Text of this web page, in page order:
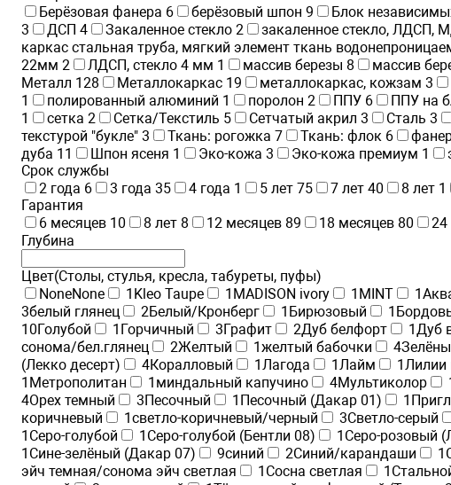
Берёзовая фанера 6 берёзовый шпон 9 Блок
3
ДСП 4 Закаленное стекло 2 закаленное стекло, ЛДСП,
каркас стальная труба, мягкий элемент ткань
22мм 2 ЛДСП, стекло 4 мм 1 массив березы 8 массив
Металл 128 Металлокаркас 19 металлокаркас, кожзам 3
1
полированный алюминий 1 поролон 2 ППУ 6 ППУ на
1
сетка 2 Сетка/Текстиль 5 Сетчатый акрил 3 Сталь 3
текстурой "букле" 3 Ткань: рогожка 7 Ткань: флок 6
дуба 11 Шпон ясеня 1 Эко-кожа 3 Эко-кожа премиум 1
Срок службы
2 года 6 3 года 35 4 года 1 5 лет 75 7 лет 40 8 лет 1
Гарантия
6 месяцев 10 8 лет 8 12 месяцев 89 18 месяцев 80 24
Глубина
Цвет(Столы, стулья, кресла, табуреты, пуфы)
NoneNone 1 Kleo Taupe 1 MADISON ivory 1 MINT 1
3белый глянец 2Белый/Кронберг 1 Бирюзовый 1
10Голубой 1 Горчичный 3Графит 2Дуб белфорт 1Дуб
сонома/бел.глянец
2Желтый 1желтый бабочки 4
(Лекко десерт)
4Коралловый 1Лагода 1Лайм 1Лилии
1 Метрополитан 1 миндальный капучино 4Мультиколор
4Орех темный 3Песочный 1 Песочный (Дакар 01) 1
коричневый
1светло-коричневый/черный 3Светло-серый
1 Серо-голубой 1 Серо-голубой (Бентли 08) 1 Серо-розовый
1 Сине-зелёный (Дакар 07) 9синий 2Синий/карандаши 1
эйч темная/сонома эйч светлая
1 Сосна светлая 1